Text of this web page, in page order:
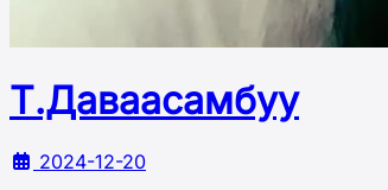
Т.Даваасамбуу
2024-12-20